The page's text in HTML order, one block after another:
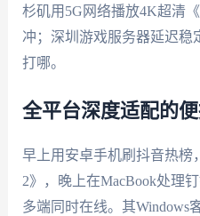
杉矶用5G网络播放4K超清
冲；深圳游戏服务器延迟稳
打哪。
全平台深度适配的
早上用安卓手机刷抖音热榜
2》，晚上在MacBook处理
多端同时在线。其Windows